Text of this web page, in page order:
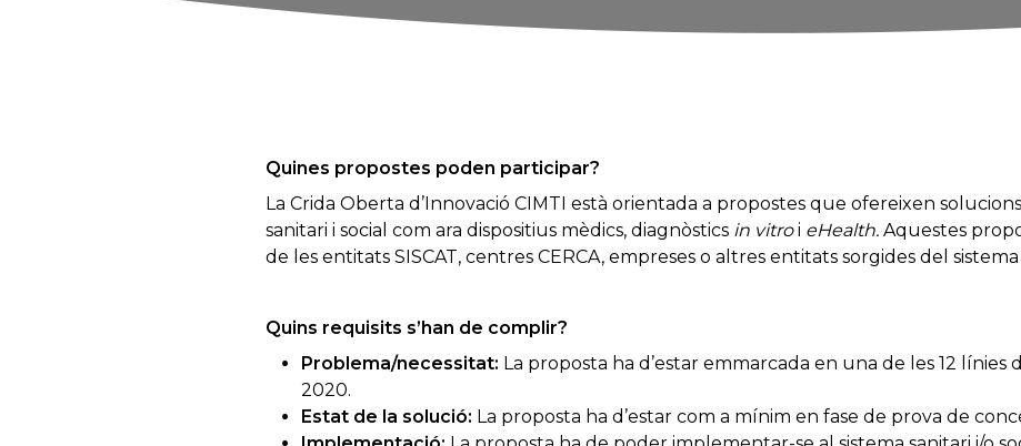
Quines propostes poden participar?
La Crida Oberta d’Innovació CIMTI està orientada a propostes que ofereixen
sanitari i social com ara dispositius mèdics, diagnòstics in vitroi eHealth. Aquestes
de les entitats SISCAT, centres CERCA, empreses o altres entitats sorgides del sistema
Quins requisits s’han de complir?
Problema/necessitat: La proposta ha d’estar emmarcada en una de les 12 línies
2020.
Estat de la solució: La proposta ha d’estar com a mínim en fase de prova de